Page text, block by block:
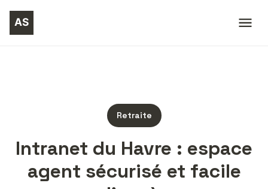
Retraite
Intranet du Havre : espace
agent sécurisé et facile